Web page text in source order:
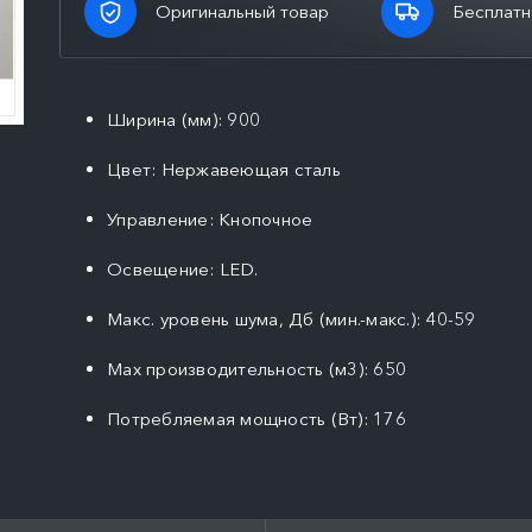
Оригинальный товар
Ширина (мм): 900
Цвет: Нержавеющая сталь
Управление: Кнопочное
Освещение: LED.
Макс. уровень шума, Дб (мин.-макс.): 40-59
Max производительность (м3): 650
Потребляемая мощность (Вт): 176